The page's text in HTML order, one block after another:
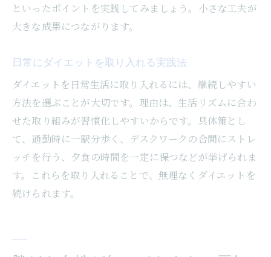
整体とダイエットの相乗効果を実感する
運動習慣がもたらす健康とダイエット効果
日常でできる肩こり対策ダイエット術
健康維持に役立つダイエットの工夫
無理なく続けるためのダイエット豆知識
ストレスを減らすダイエット継続のコツ
豆知識で無理なく続くダイエット習慣
リバウンド防止のためのダイエット方法
日々の達成感を実感できる工夫集
理想の体を叶えるダイエット豆知識
といったポイントを実践してみましょう。小さな工夫が
大きな成果につながります。
日常にダイエットを取り入れる実践法
ダイエットを日常生活に取り入れるには、継続しやすい
方法を選ぶことが大切です。理由は、生活リズムに合わ
せた取り組みが習慣化しやすいからです。具体策とし
て、通勤時に一駅分歩く、デスクワークの合間にストレ
ッチを行う、夕食の時間を一定に保つなどが挙げられま
す。これらを取り入れることで、無理なくダイエットを
続けられます。